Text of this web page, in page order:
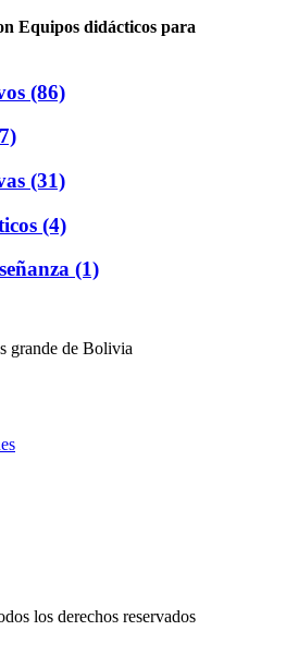
Equipos didácticos para
(86)
(31)
(4)
(1)
grande de Bolivia
los derechos reservados